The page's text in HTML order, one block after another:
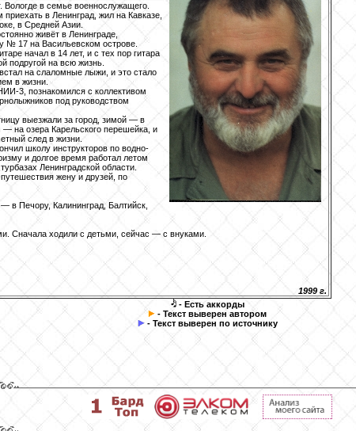
Вологде в семье военнослужащего.
в Ленинград, жил на Кавказе,
в Средней Азии.
живёт в Ленинграде,
№ 17 на Васильевском острове.
начал в 14 лет, и с тех пор гитара
подругой на всю жизнь.
на слаломные лыжи, и это стало
в жизни.
3, познакомился с коллективом
под руководством
выезжали за город, зимой — в
— на озера Карельского перешейка, и
след в жизни.
школу инструкторов по водно-
и долгое время работал летом
Ленинградской области.
жену и друзей, по
в Печору, Калининград, Балтийск,
Сначала ходили с детьми, сейчас — с внуками.
1999 г.
- Есть аккорды
- Текст выверен автором
- Текст выверен по источнику